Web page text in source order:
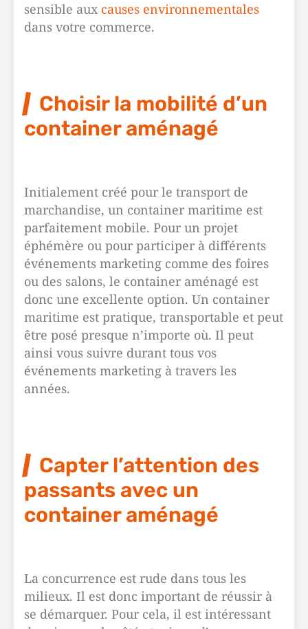
sensible aux causes environnementales
dans votre commerce.
Choisir la mobilité d’un
container aménagé
Initialement créé pour le transport de
marchandise, un container maritime est
parfaitement mobile. Pour un projet
éphémère ou pour participer à différents
événements marketing comme des foires
ou des salons, le container aménagé est
donc une excellente option. Un container
maritime est pratique, transportable et peut
être posé presque n’importe où. Il peut
ainsi vous suivre durant tous vos
événements marketing à travers les
années.
Capter l’attention des
passants avec un
container aménagé
La concurrence est rude dans tous les
milieux. Il est donc important de réussir à
se démarquer. Pour cela, il est intéressant